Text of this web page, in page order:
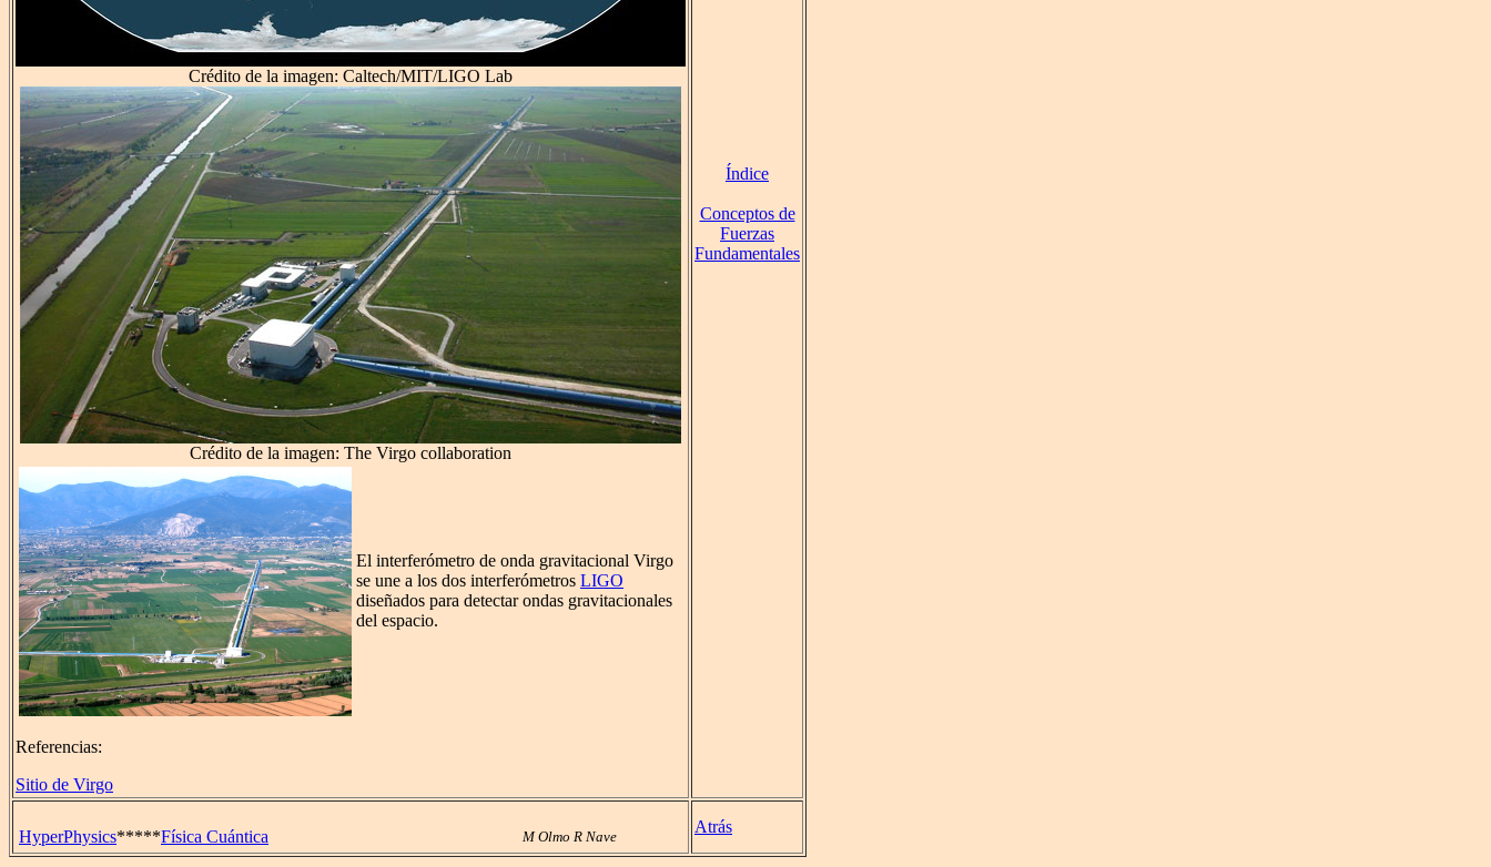
Crédito de la imagen: Caltech/MIT/LIGO Lab
Crédito de la imagen: The Virgo collaboration
El interferómetro de onda gravitacional Virgo
se une a los dos interferómetros LIGO
diseñados para detectar ondas gravitacionales
del espacio.
Referencias:
Sitio de Virgo
Índice
Conceptos de
Fuerzas
Fundamentales
HyperPhysics*****Física Cuántica M Olmo R Nave
Atrás